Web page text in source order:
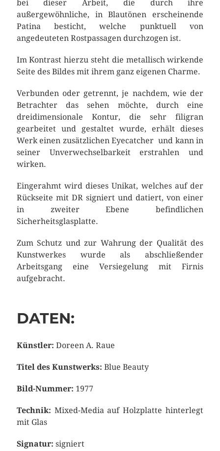
bei dieser Arbeit, die durch ihre
außergewöhnliche, in Blautönen erscheinende
Patina besticht, welche punktuell von
angedeuteten Rostpassagen durchzogen ist.
Im Kontrast hierzu steht die metallisch wirkende
Seite des Bildes mit ihrem ganz eigenen Charme.
Verbunden oder getrennt, je nachdem, wie der
Betrachter das sehen möchte, durch eine
dreidimensionale Kontur, die sehr filigran
gearbeitet und gestaltet wurde, erhält dieses
Werk einen zusätzlichen Eyecatcher und kann in
seiner Unverwechselbarkeit erstrahlen und
wirken.
Eingerahmt wird dieses Unikat, welches auf der
Rückseite mit DR signiert und datiert, von einer
in zweiter Ebene befindlichen
Sicherheitsglasplatte.
Zum Schutz und zur Wahrung der Qualität des
Kunstwerkes wurde als abschließender
Arbeitsgang eine Versiegelung mit Firnis
aufgebracht.
DATEN:
Künstler: Doreen A. Raue
Titel des Kunstwerks: Blue Beauty
Bild-Nummer: 1977
Technik: Mixed-Media auf Holzplatte hinterlegt
mit Glas
Signatur: signiert